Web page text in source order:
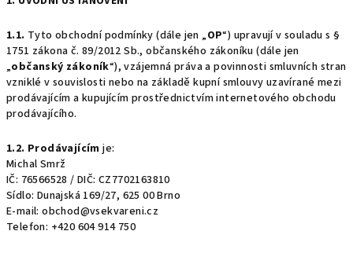
1.1. Tyto obchodní podmínky (dále jen „OP“) upravují v souladu s §
1751 zákona č. 89/2012 Sb., občanského zákoníku (dále jen
„občanský zákoník“), vzájemná práva a povinnosti smluvních stran
vzniklé v souvislosti nebo na základě kupní smlouvy uzavírané mezi
prodávajícím a kupujícím prostřednictvím internetového obchodu
prodávajícího.
1.2. Prodávajícím je:
Michal Smrž
IČ: 76566528 / DIČ: CZ7702163810
Sídlo: Dunajská 169/27, 625 00 Brno
E-mail: obchod@vsekvareni.cz
Telefon: +420 604 914 750